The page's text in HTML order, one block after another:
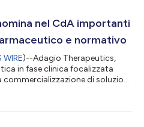
nel CdA importanti
e normativo
WIRE)--Adagio Therapeutics,
in fase clinica focalizzata
di soluzioni
con nomine di spicco, tra cui: